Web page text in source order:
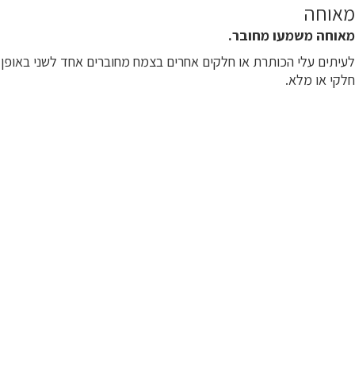
מאוחה
מאוחה משמעו מחובר.
לעיתים עלי הכותרת או חלקים אחרים בצמח מחוברים אחד לשני באופן
חלקי או מלא.